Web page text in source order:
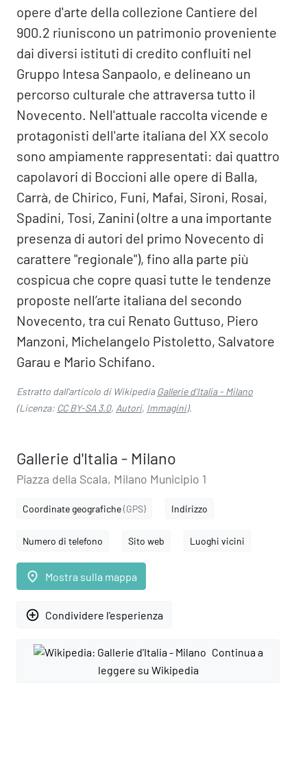
opere d'arte della collezione Cantiere del
900.2 riuniscono un patrimonio proveniente
dai diversi istituti di credito confluiti nel
Gruppo Intesa Sanpaolo, e delineano un
percorso culturale che attraversa tutto il
Novecento. Nell'attuale raccolta vicende e
protagonisti dell'arte italiana del XX secolo
sono ampiamente rappresentati: dai quattro
capolavori di Boccioni alle opere di Balla,
Carrà, de Chirico, Funi, Mafai, Sironi, Rosai,
Spadini, Tosi, Zanini (oltre a una importante
presenza di autori del primo Novecento di
carattere "regionale"), fino alla parte più
cospicua che copre quasi tutte le tendenze
proposte nell’arte italiana del secondo
Novecento, tra cui Renato Guttuso, Piero
Manzoni, Michelangelo Pistoletto, Salvatore
Garau e Mario Schifano.
Estratto dall'articolo di WikipediaGallerie d'Italia - Milano
(Licenza: CC BY-SA 3.0, Autori, Immagini).
Gallerie d'Italia - Milano
Piazza della Scala, Milano Municipio 1
Coordinate geografiche(GPS) Indirizzo
Numero di telefono Sito web Luoghi vicini
place Mostra sulla mappa
add_circle_outline Condividere l'esperienza
Continua a
leggere su Wikipedia